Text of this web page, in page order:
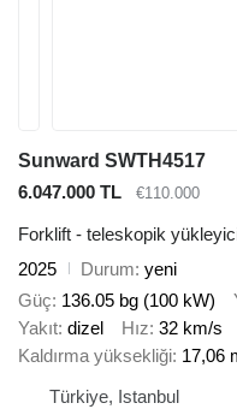
Sunward SWTH4517
6.047.000 TL
€110.000
Forklift - teleskopik
2025
Durum yeni
Güç 136.05 bg (100 kW)
Yakıt dizel Hız 32 km/s
Kaldırma yüksekliği 17,06
Türkiye, Istanbul